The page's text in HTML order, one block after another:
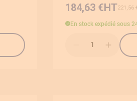
221,56
184,63 €
En stock expédié sous